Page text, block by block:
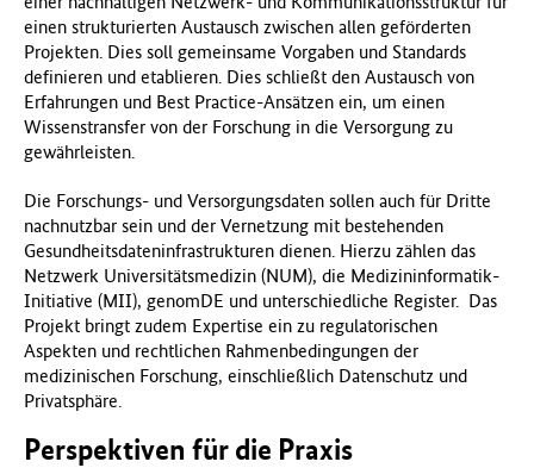
einen strukturierten Austausch zwischen allen geförderten
Projekten. Dies soll gemeinsame Vorgaben und Standards
definieren und etablieren. Dies schließt den Austausch von
Erfahrungen und Best Practice-Ansätzen ein, um einen
Wissenstransfer von der Forschung in die Versorgung zu
gewährleisten.
Die Forschungs- und Versorgungsdaten sollen auch für Dritte
nachnutzbar sein und der Vernetzung mit bestehenden
Gesundheitsdateninfrastrukturen dienen. Hierzu zählen das
Netzwerk Universitätsmedizin (NUM), die Medizininformatik-
Initiative (MII), genomDE und unterschiedliche Register. Das
Projekt bringt zudem Expertise ein zu regulatorischen
Aspekten und rechtlichen Rahmenbedingungen der
medizinischen Forschung, einschließlich Datenschutz und
Privatsphäre.
Perspektiven für die Praxis